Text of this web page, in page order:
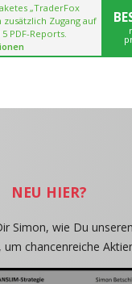
„TraderFox
Zugang auf
PDF-Reports.
NEU HIER?
Simon, wie Du
chancenreiche